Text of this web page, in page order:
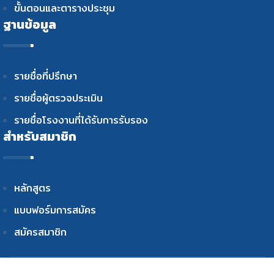
ขั้นตอนและตารางประชุม
ฐานข้อมูล
รายชื่อที่ปรึกษา
รายชื่อผู้ตรวจประเมิน
รายชื่อโรงงานที่ได้รับการรับรอง
สำหรับสมาชิก
หลักสูตร
แบบฟอร์มการสมัคร
สมัครสมาชิก